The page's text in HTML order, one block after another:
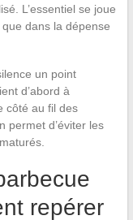
L’essentiel se joue
dans la dépense
un point
d’abord à
côté au fil des
permet d’éviter les
repérer